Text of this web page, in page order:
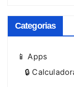
Categorias
📱 Apps
🔒